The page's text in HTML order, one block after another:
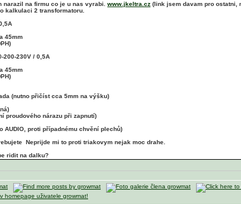
narazil na firmu co je u nas vyrabi. www.jkeltra.cz (link jsem davam pro ostatni,
kalkulaci 2 transformatoru.
45mm
200-230V / 0,5A
45mm
(nutno přičíst cca 5mm na výšku)
proudového nárazu při zapnutí)
AUDIO, proti případnému chvění plechů)
Neprijde mi to proti triakovym nejak moc drahe.
ridit na dalku?